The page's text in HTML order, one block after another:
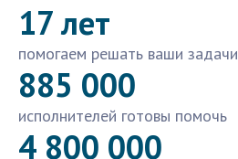
17 лет
помогаем решать ваши задачи
885 000
исполнителей готовы помочь
4 800 000